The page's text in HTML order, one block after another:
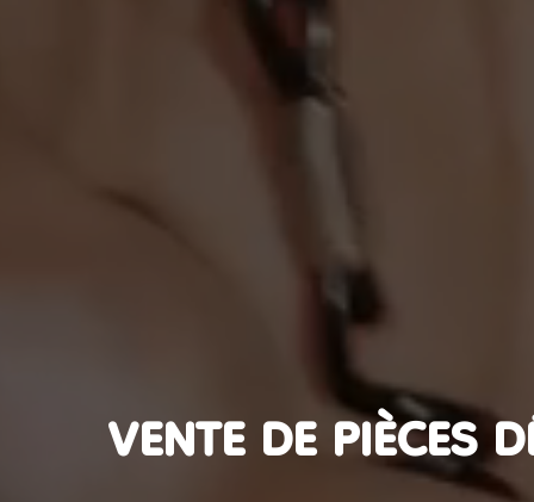
VENTE DE PIÈCES